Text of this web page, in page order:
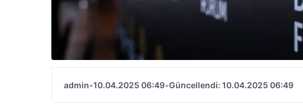
admin•10.04.2025 06:49•Güncellendi: 10.04.2025 06:49